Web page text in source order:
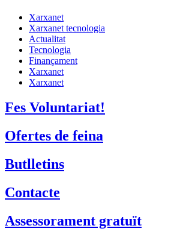
Xarxanet
Xarxanet tecnologia
Actualitat
Tecnologia
Finançament
Xarxanet
Xarxanet
Fes Voluntariat!
Ofertes de feina
Butlletins
Contacte
Assessorament gratuït